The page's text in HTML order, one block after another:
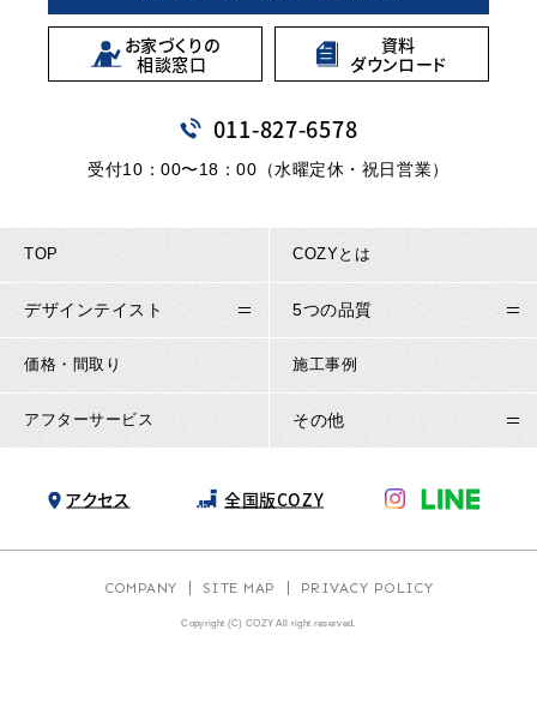
お家づくりの
相談窓口
資料
ダウンロード
011-827-6578
受付10：00〜18：00（水曜定休・祝日営業）
TOP COZYとは
デザインテイスト 5つの品質
価格・間取り 施工事例
アフターサービス その他
アクセス 全国版COZY
COMPANY SITE MAP PRIVACY POLICY
Copyright (C) COZY All right reserved.